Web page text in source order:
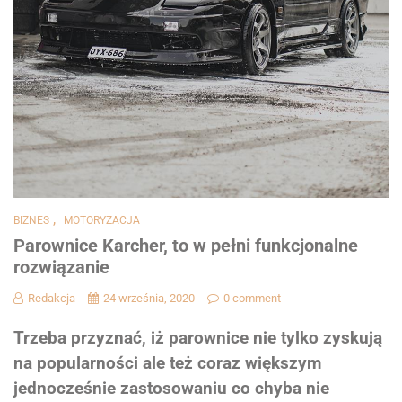
BIZNES , MOTORYZACJA
Parownice Karcher, to w pełni funkcjonalne
rozwiązanie
Redakcja 24 września, 2020 0 comment
Trzeba przyznać, iż parownice nie tylko zyskują
na popularności ale też coraz większym
jednocześnie zastosowaniu co chyba nie